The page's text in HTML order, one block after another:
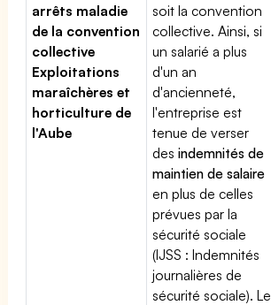
arrêts maladie
de la convention
collective
Exploitations
maraîchères et
horticulture de
l'Aube
soit la convention
collective. Ainsi, si
un salarié a plus
d'un an
d'ancienneté,
l'entreprise est
tenue de verser
desindemnités de
maintien de salaire
en plus de celles
prévues par la
sécurité sociale
(IJSS : Indemnités
journalières de
sécurité sociale). Le